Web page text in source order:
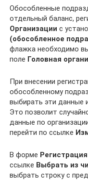
Обособленные
отдельный баланс,
Организации с
(обособленное
флажка необходимо
поле Головная
При внесении
обособленному
выбирать эти данные
Это позволит
данные по
перейти по ссылке
В форме
ссылке Выбрать из
выбрать строку с